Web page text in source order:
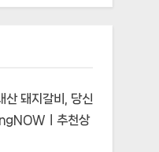
산 돼지갈비, 당신
ㅣ추천상